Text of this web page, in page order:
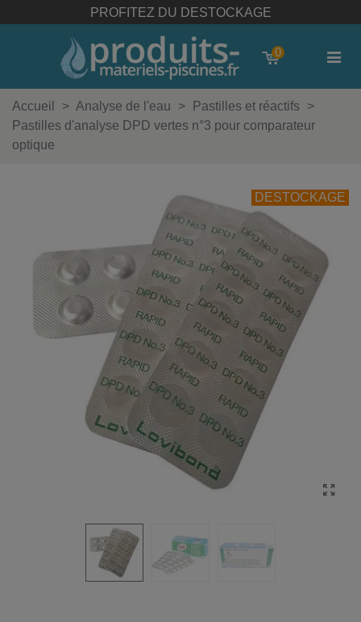
PROFITEZ DU DESTOCKAGE
0
Accueil > Analyse de l'eau > Pastilles et réactifs
>
Pastilles d'analyse DPD vertes n°3 pour comparateur
optique
DESTOCKAGE